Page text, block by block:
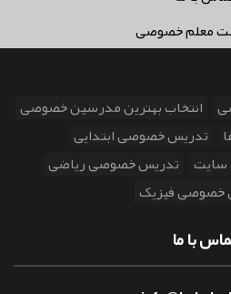
معلم خصوصی
انتخاب بهترین مدرسین خصوصی
تدریس خصوصی ابتدایی
تدریس خصوصی ریاضی
خصوصی فیزیک
با ما